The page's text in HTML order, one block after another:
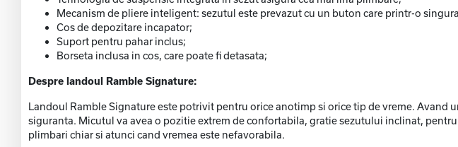
Mecanism de pliere inteligent: sezutul este prevazut cu un buton care printr-o
Cos de depozitare incapator;
Suport pentru pahar inclus;
Borseta inclusa in cos, care poate fi detasata;
Despre landoul Ramble Signature:
Landoul Ramble Signature este potrivit pentru orice anotimp si orice tip de vreme.
siguranta. Micutul va avea o pozitie extrem de confortabila, gratie sezutului inclinat,
plimbari chiar si atunci cand vremea este nefavorabila.